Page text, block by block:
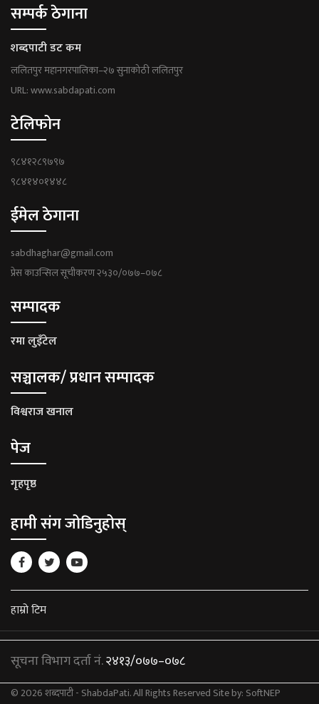
सम्पर्क ठेगाना
शब्दपाटी डट कम
ललितपुर महानगरपालिका–२७ सुनाकोठी ललितपुर
URL: www.sabdapati.com
टेलिफोन
९८४१२८९७९७
९८४१४०१४४८
ईमेल ठेगाना
sabdhaghar@gmail.com
प्रेस काउन्सिल सूचीकरण २५३०/०७७–०७८
सम्पादक
रमा लुइँटेल
सञ्चालक/ प्रधान सम्पादक
विश्वराज खनाल
पेज
गृहपृष्ठ
हामी संग जोडिनुहोस्
हाम्रो टिम
© 2026 शब्दपाटी - ShabdaPati. All Rights Reserved Site by: SoftNEP
सूचना विभाग दर्ता नं.२४१३/०७७–०७८